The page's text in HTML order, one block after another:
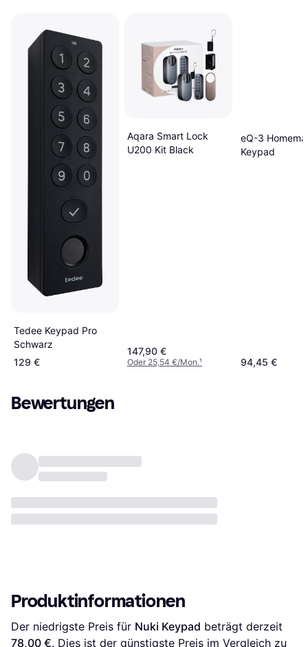
Tedee Keypad Pro
Schwarz
129 €
Aqara Smart Lock
U200 Kit Black
147,90 €
Oder 25,54 €/Mon.¹
eQ-3
Keypad
94,45 €
Bewertungen
Produktinformationen
Der niedrigste Preis für Nuki Keypad
78,00 €